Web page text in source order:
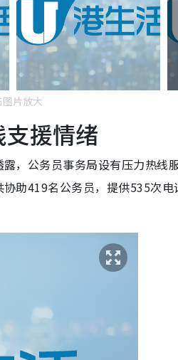
图片放大
援情绪
，公务员事务局设有压力热线
助419名公务员，提供535次